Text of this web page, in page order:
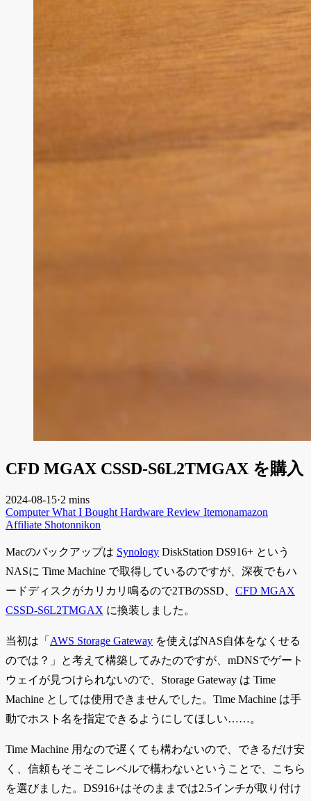
CFD MGAX CSSD-S6L2TMGAX を購入
2024-08-15·2 mins
ComputerWhat I BoughtHardware Review Itemonamazon
Affiliate Shotonnikon
Macのバックアップは Synology DiskStation DS916+ という
NASに Time Machine で取得しているのですが、深夜でもハ
ードディスクがカリカリ鳴るので2TBのSSD、 CFD MGAX
CSSD-S6L2TMGAX に換装しました。
当初は「 AWS Storage Gateway を使えばNAS自体をなくせる
のでは？」と考えて構築してみたのですが、mDNSでゲート
ウェイが見つけられないので、Storage Gateway は Time
Machine としては使用できませんでした。Time Machine は手
動でホスト名を指定できるようにしてほしい……。
Time Machine 用なので遅くても構わないので、できるだけ安
く、信頼もそこそこレベルで構わないということで、こちら
を選びました。DS916+はそのままでは2.5インチが取り付け